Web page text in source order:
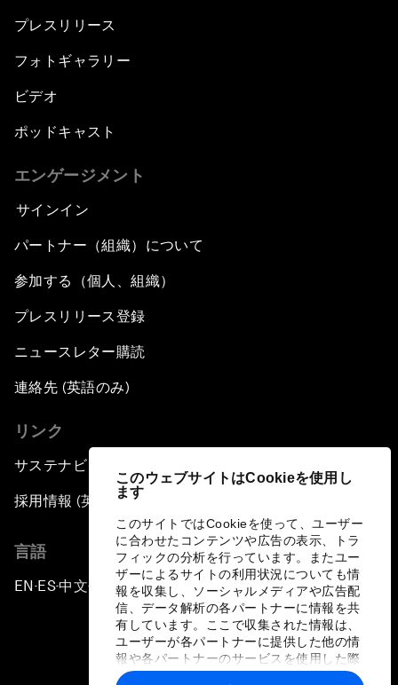
このウェブサイトはCookieを使用し
ます
このサイトではCookieを使って、ユーザー
に合わせたコンテンツや広告の表示、トラ
フィックの分析を行っています。またユー
ザーによるサイトの利用状況についても情
報を収集し、ソーシャルメディアや広告配
信、データ解析の各パートナーに情報を共
有しています。ここで収集された情報は、
ユーザーが各パートナーに提供した他の情
報や各パートナーのサービスを使用した際
に収集された情報と組み合わされ、各パー
プレスリリース
フォトギャラリー
ビデオ
ポッドキャスト
エンゲージメント
サインイン
パートナー（組織）について
参加する（個人、組織）
プレスリリース登録
ニュースレター購読
連絡先 (英語のみ)
リンク
サステナビリティへの取り組み
採用情報 (英語のみ)
言語
EN ▪ES▪中文▪ 日本語